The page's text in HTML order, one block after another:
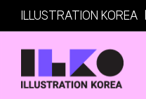
ILLUSTRATION KOREA